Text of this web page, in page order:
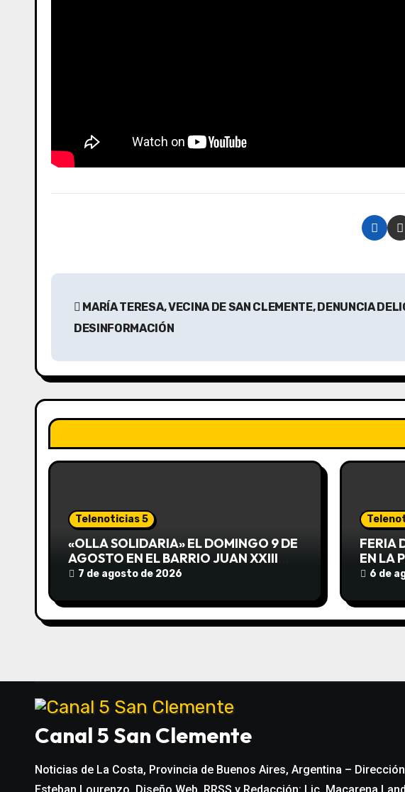
N
e
g
a
c
e
e
t
r
a
d
MARÍA TERESA, VECINA DE SAN CLEMENTE, DENUNCIA
DESINFORMACIÓN
Telenoticias 5
«OLLA SOLIDARIA» EL DOMINGO 9 DE
AGOSTO EN EL BARRIO JUAN XXIII
DESDE LAS 13 HS
7 de agosto de 2026
FERIA
EN LA
6 de
Canal 5 San Clemente
Noticias de La Costa, Provincia de Buenos Aires, Argentina – Dirección